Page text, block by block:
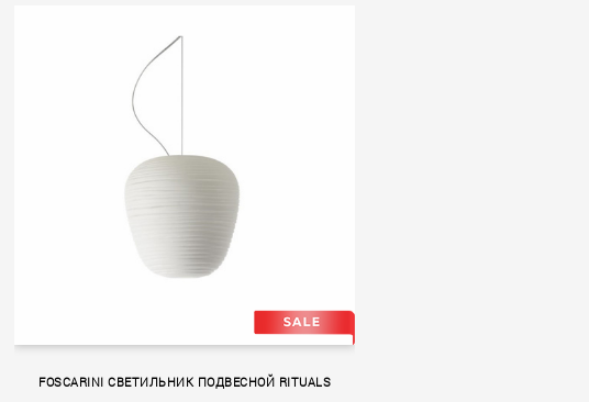
FOSCARINI СВЕТИЛЬНИК ПОДВЕСНОЙ RITUALS